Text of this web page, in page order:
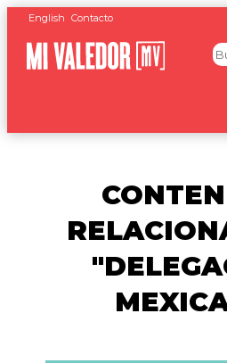
English Contacto